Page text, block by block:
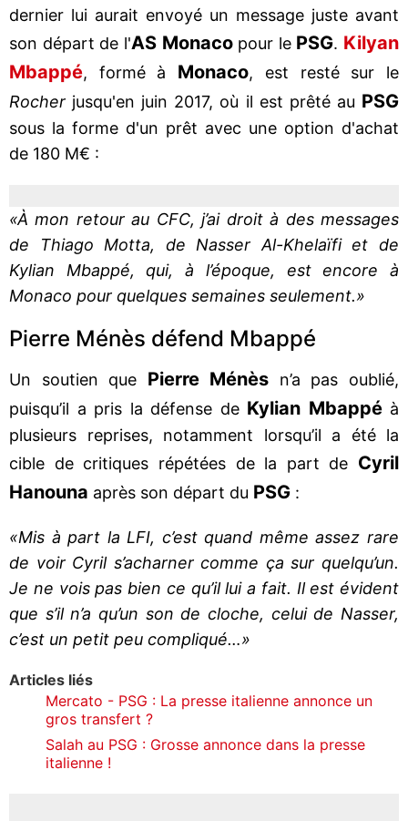
dernier lui aurait envoyé un message juste avant
son départ de l'AS Monacopour le PSG. Kilyan
Mbappé, formé à Monaco, est resté sur le
Rocher jusqu'en juin 2017, où il est prêté au PSG
sous la forme d'un prêt avec une option d'achat
de 180 M€ :
«À mon retour au CFC, j’ai droit à des messages
de Thiago Motta, de Nasser Al-Khelaïfi et de
Kylian Mbappé, qui, à l’époque, est encore à
Monaco pour quelques semaines seulement.»
Pierre Ménès défend Mbappé
Un soutien que Pierre Ménès n’a pas oublié,
puisqu’il a pris la défense de Kylian Mbappéà
plusieurs reprises, notamment lorsqu’il a été la
cible de critiques répétées de la part de Cyril
Hanouna après son départ du PSG :
«Mis à part la LFI, c’est quand même assez rare
de voir Cyril s’acharner comme ça sur quelqu’un.
Je ne vois pas bien ce qu’il lui a fait. Il est évident
que s’il n’a qu’un son de cloche, celui de Nasser,
c’est un petit peu compliqué…»
Articles liés
Mercato - PSG : La presse italienne annonce un
gros transfert ?
Salah au PSG : Grosse annonce dans la presse
italienne !